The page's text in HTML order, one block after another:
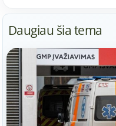
Daugiau šia tema